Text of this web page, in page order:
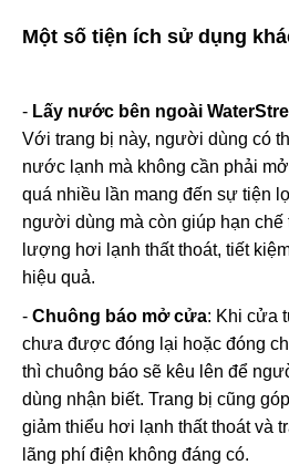
Một số tiện ích sử dụng
- Lấy nước bên ngoài
Với trang bị này, người dùng có
nước lạnh mà không cần phải
quá nhiều lần mang đến sự tiện
người dùng mà còn giúp hạn chế
lượng hơi lạnh thất thoát, tiết
hiệu quả.
- Chuông báo mở cửa: Khi cửa
chưa được đóng lại hoặc đóng
thì chuông báo sẽ kêu lên để
dùng nhận biết. Trang bị cũng
giảm thiểu hơi lạnh thất thoát và
lãng phí điện không đáng có.